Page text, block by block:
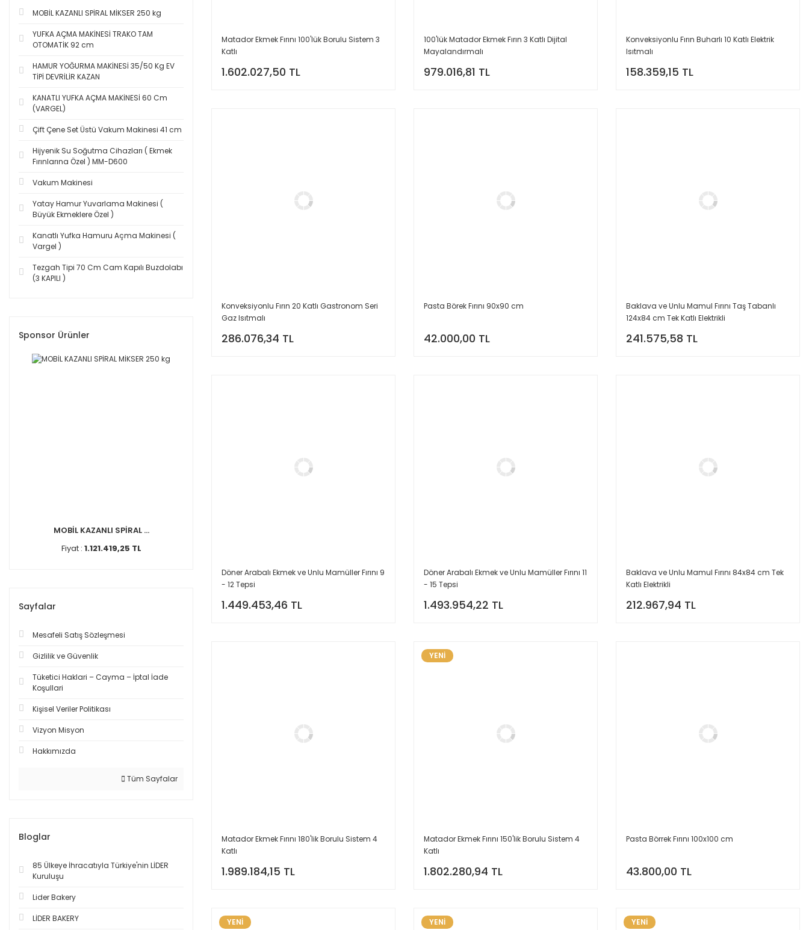
MOBİL KAZANLI SPİRAL MİKSER 250 kg
YUFKA AÇMA MAKİNESİ TRAKO TAM
OTOMATİK 92 cm
HAMUR YOĞURMA MAKİNESİ 35/50 Kg EV
TİPİ DEVRİLİR KAZAN
KANATLI YUFKA AÇMA MAKİNESİ 60 Cm
(VARGEL)
Çift Çene Set Üstü Vakum Makinesi 41 cm
Hijyenik Su Soğutma Cihazları ( Ekmek
Fırınlarına Özel ) MM-D600
Vakum Makinesi
Yatay Hamur Yuvarlama Makinesi (
Büyük Ekmeklere Özel )
Kanatlı Yufka Hamuru Açma Makinesi (
Vargel )
Tezgah Tipi 70 Cm Cam Kapılı Buzdolabı
(3 KAPILI )
Sponsor Ürünler
MOBİL KAZANLI SPİRAL ...
Fiyat : 1.121.419,25 TL
Sayfalar
Mesafeli Satış Sözleşmesi
Gizlilik ve Güvenlik
Tüketici Haklari – Cayma – İptal İade
Koşullari
Kişisel Veriler Politikası
Vizyon Misyon
Hakkımızda
Tüm Sayfalar
Bloglar
85 Ülkeye İhracatıyla Türkiye'nin LİDER
Kuruluşu
Lider Bakery
LİDER BAKERY
Matador Ekmek Fırını 100'lük Borulu Sistem 3
Katlı
1.602.027,50 TL
100'lük Matador Ekmek Fırın 3 Katlı Dijital
Mayalandırmalı
979.016,81 TL
Konveksiyonlu Fırın Buharlı 10 Katlı Elektrik
Isıtmalı
158.359,15 TL
Konveksiyonlu Fırın 20 Katlı Gastronom Seri
Gaz Isıtmalı
286.076,34 TL
Pasta Börek Fırını 90x90 cm
42.000,00 TL
Baklava ve Unlu Mamul Fırını Taş Tabanlı
124x84 cm Tek Katlı Elektrikli
241.575,58 TL
Döner Arabalı Ekmek ve Unlu Mamüller Fırını 9
- 12 Tepsi
1.449.453,46 TL
Döner Arabalı Ekmek ve Unlu Mamüller Fırını 11
- 15 Tepsi
1.493.954,22 TL
Baklava ve Unlu Mamul Fırını 84x84 cm Tek
Katlı Elektrikli
212.967,94 TL
Matador Ekmek Fırını 180'lik Borulu Sistem 4
Katlı
1.989.184,15 TL
YENİ
Matador Ekmek Fırını 150'lik Borulu Sistem 4
Katlı
1.802.280,94 TL
Pasta Börrek Fırını 100x100 cm
43.800,00 TL
YENİ YENİ YENİ